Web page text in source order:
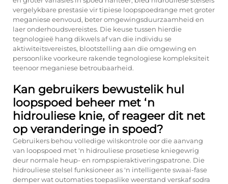
vergelykbare prestasie vir tipiese loopspoedrange met groter
meganiese eenvoud, beter omgewingsduurzaamheid en
laer onderhoudsvereistes. Die keuse tussen hierdie
tegnologieë hang dikwels af van die individu se
aktiwiteitsvereistes, blootstelling aan die omgewing en
persoonlike voorkeure rakende tegnologiese kompleksiteit
teenoor meganiese betroubaarheid.
Kan gebruikers bewustelik hul
loopspoed beheer met ‘n
hidrouliese knie, of reageer dit net
op veranderinge in spoed?
Gebruikers behou volledige wilskontrole oor die aanvang
van loopspoed met 'n hidrouliese prosetiese kniegewrig
deur normale heup- en rompspieraktiveringspatrone. Die
hidrouliese stelsel funksioneer as 'n intelligente swaai-fase
demper wat outomaties toepaslike weerstand verskaf sodra